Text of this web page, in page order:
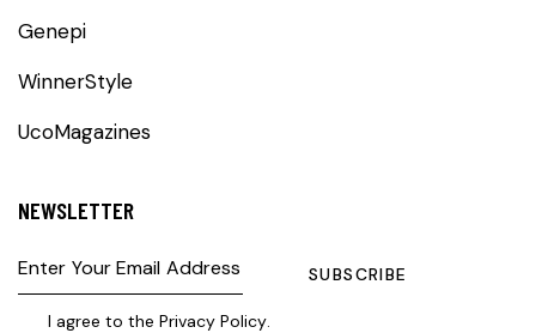
Genepi
WinnerStyle
UcoMagazines
NEWSLETTER
SUBSCRIBE
I agree to thePrivacy Policy.